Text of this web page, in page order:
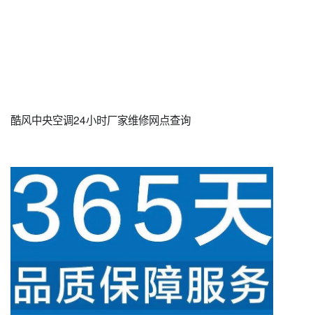
酷风中央空调24小时厂家维修网点查询